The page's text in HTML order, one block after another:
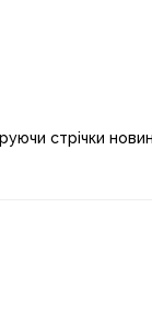
стрічки